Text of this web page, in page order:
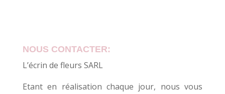
NOUS CONTACTER:
L’écrin de fleurs SARL
Etant en réalisation chaque jour, nous vous